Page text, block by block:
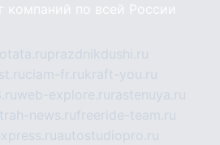
компаний по всей России
prazdnikdushi.ru
ciam-fr.rukraft-you.ru
web-explore.ru rastenuya.ru
news.rufreeride-team.ru
autostudiopro.ru